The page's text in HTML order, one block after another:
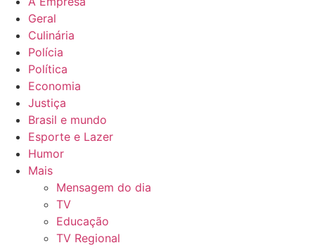
Geral
Culinária
Polícia
Política
Economia
Justiça
Brasil e mundo
Esporte e Lazer
Humor
Mais
Mensagem do dia
TV
Educação
TV Regional